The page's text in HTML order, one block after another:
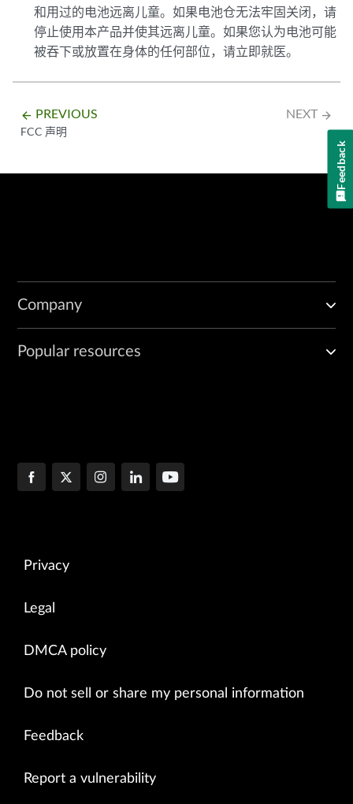
和用过的电池远离儿童。如果电池仓无法牢固关闭，请
停止使用本产品并使其远离儿童。如果您认为电池可能
被吞下或放置在身体的任何部位，请立即就医。
arrow_backward PREVIOUS
FCC 声明
NEXT arrow_forward
Company
Popular resources
Privacy
Legal
DMCA policy
Do not sell or share my personal information
Feedback
Report a vulnerability
Feedback